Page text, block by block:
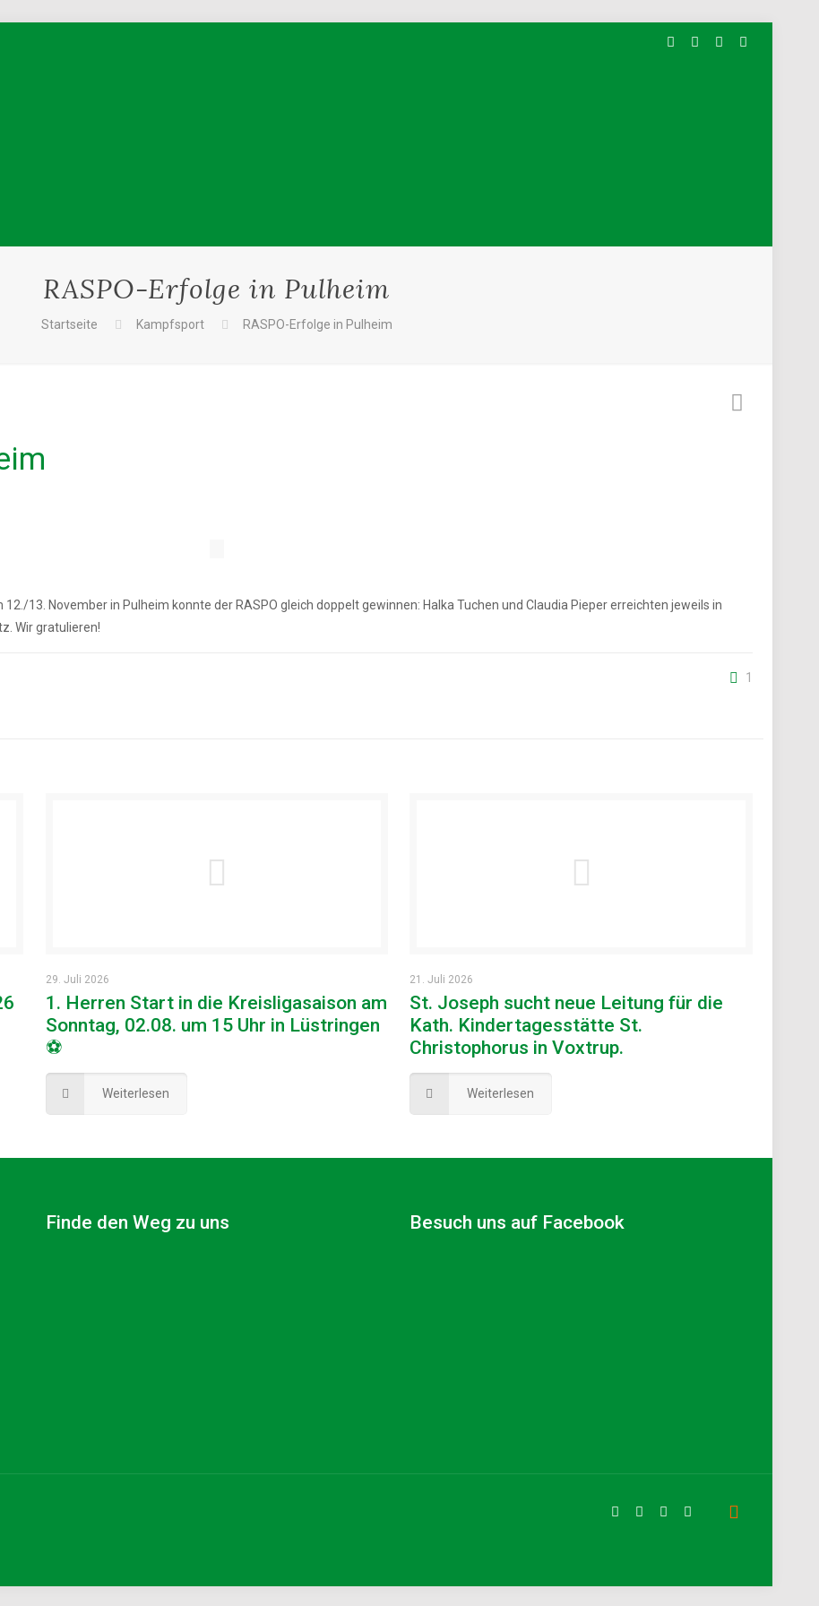
RASPO-Erfolge in Pulheim
Startseite Kampfsport RASPO-Erfolge in Pulheim
13. November in Pulheim konnte der RASPO gleich doppelt gewinnen: Halka Tuchen und Claudia Pieper erreichten jeweils in
Wir gratulieren!
1
29. Juli 2026
1. Herren Start in die Kreisligasaison am
Sonntag, 02.08. um 15 Uhr in Lüstringen
⚽
Weiterlesen
21. Juli 2026
St. Joseph sucht neue Leitung für die
Kath. Kindertagesstätte St.
Christophorus in Voxtrup.
Weiterlesen
Finde den Weg zu uns Besuch uns auf Facebook